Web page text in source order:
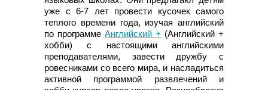
уже с 6-7 лет провести кусочек самого
теплого времени года, изучая английский
по программе Английский + (Английский +
хобби) с настоящими английскими
преподавателями, завести дружбу с
ровесниками со всего мира, и насладиться
активной программой развлечений и